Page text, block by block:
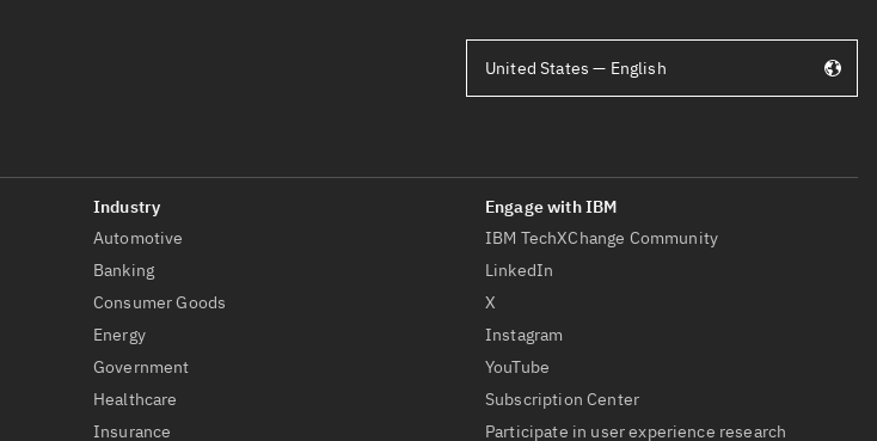
Automotive
Banking
Consumer Goods
Energy
Government
Healthcare
Insurance
IBM TechXChange Community
LinkedIn
X
Instagram
YouTube
Subscription Center
Participate in user experience research
United States — English